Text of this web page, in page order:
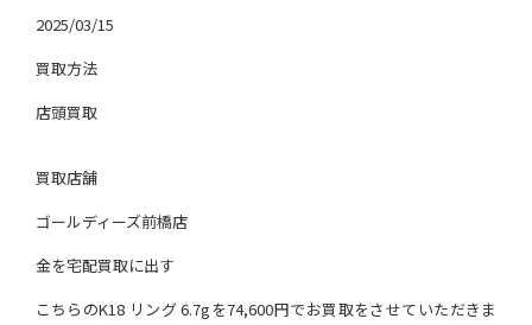
2025/03/15
買取方法
店頭買取
買取店舗
ゴールディーズ前橋店
金を宅配買取に出す
こちらのK18 リング 6.7gを74,600円でお買取をさせていただきま